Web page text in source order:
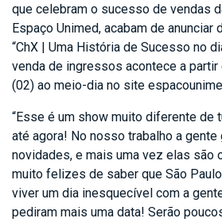
que celebram o sucesso de vendas
Espaço Unimed, acabam de anunciar
“ChX | Uma História de Sucesso no
venda de ingressos acontece a
(02) ao meio-dia no site
“Esse é um show muito diferente de
até agora! No nosso trabalho a
novidades, e mais uma vez elas são
muito felizes de saber que São
viver um dia inesquecível com a
pediram mais uma data! Serão